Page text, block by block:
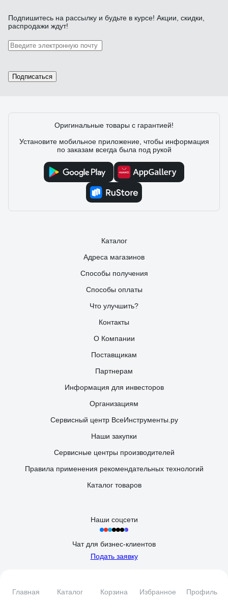
Главная Каталог Корзина Избранное Профиль
Подпишитесь на рассылку и будьте в курсе! Акции, скидки,
распродажи ждут!
Подписаться
Оригинальные товары с гарантией!
Установите мобильное приложение, чтобы информация
по заказам всегда была под рукой
Каталог
Адреса магазинов
Способы получения
Способы оплаты
Что улучшить?
Контакты
О Компании
Поставщикам
Партнерам
Информация для инвесторов
Организациям
Сервисный центр ВсеИнструменты.ру
Наши закупки
Сервисные центры производителей
Правила применения рекомендательных технологий
Каталог товаров
Наши соцсети
Чат для бизнес-клиентов
Подать заявку
каждый раз, когда оставляете свои данные в любой форме
обратной связи на сайте ВсеИнструменты.ру